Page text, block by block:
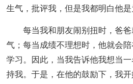
生气，批评我，但是我都明白他是
每当我和朋友闹别扭时，爸爸
气；每当成绩不理想时，他就会
学习。因此，当我告诉他我想当
持我。于是，在他的鼓励下，我